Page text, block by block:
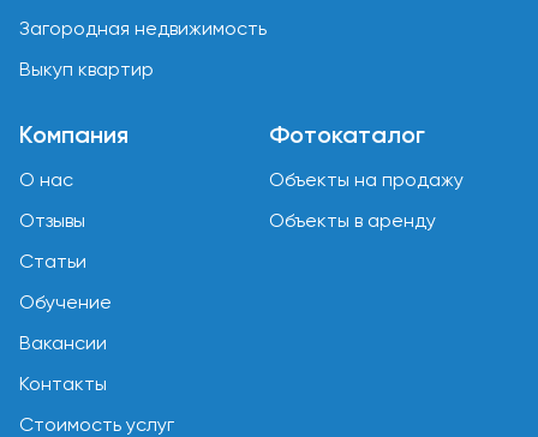
Загородная недвижимость
Выкуп квартир
Компания
О нас
Отзывы
Статьи
Обучение
Вакансии
Контакты
Стоимость услуг
Фотокаталог
Объекты на продажу
Объекты в аренду